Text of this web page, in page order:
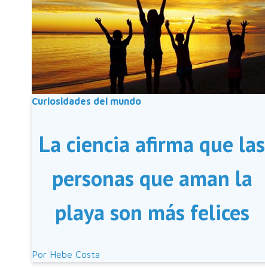
Curiosidades del mundo
La ciencia afirma que las
personas que aman la
playa son más felices
Por Hebe Costa